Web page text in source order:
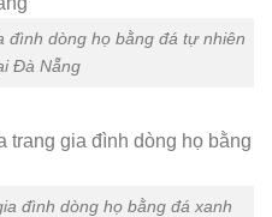
đình dòng họ bằng đá tự nhiên
Đà Nẵng
đình dòng họ bằng đá xanh